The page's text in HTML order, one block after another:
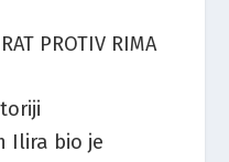
PROTIV RIMA
Ilira bio je